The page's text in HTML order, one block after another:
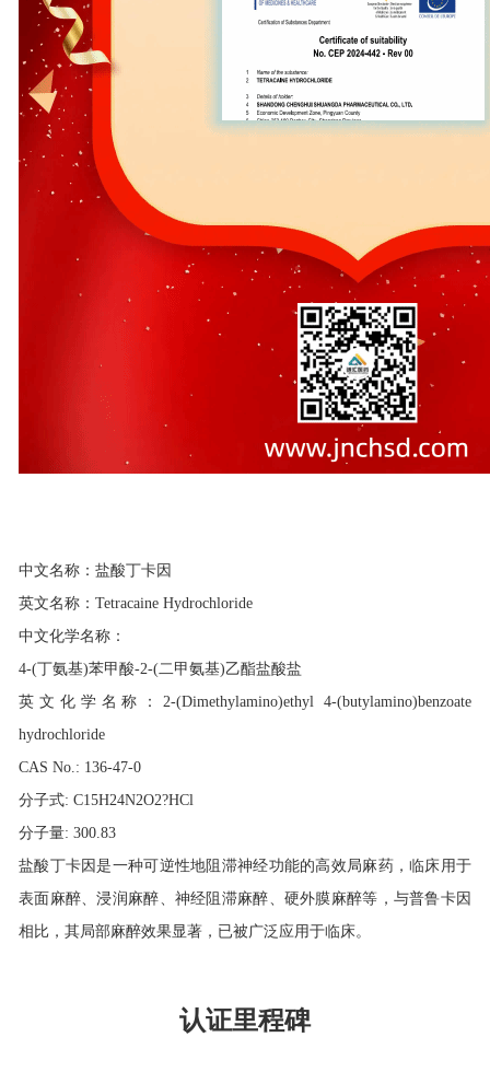
中文名称：盐酸丁卡因
英文名称：Tetracaine Hydrochloride
中文化学名称：
4-(丁氨基)苯甲酸-2-(二甲氨基)乙酯盐酸盐
英文化学名称：2-(Dimethylamino)ethyl 4-(butylamino)benzoate
hydrochloride
CAS No.: 136-47-0
分子式: C15H24N2O2?HCl
分子量: 300.83
盐酸丁卡因是一种可逆性地阻滞神经功能的高效局麻药，临床用于
表面麻醉、浸润麻醉、神经阻滞麻醉、硬外膜麻醉等，与普鲁卡因
相比，其局部麻醉效果显著，已被广泛应用于临床。
认证里程碑